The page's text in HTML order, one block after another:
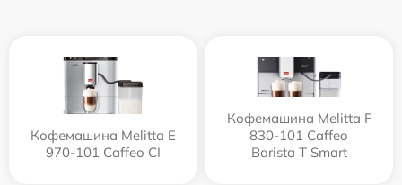
Кофемашина Melitta Е
970-101 Caffeo CI
Кофемашина Melitta F
830-101 Caffeo
Barista T Smart